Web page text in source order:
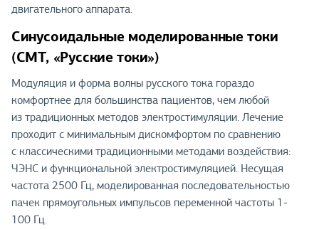
двигательного аппарата.
Синусоидальные моделированные токи
(СМТ, «Русские токи»)
Модуляция и форма волны русского тока гораздо
комфортнее для большинства пациентов, чем любой
из традиционных методов электростимуляции. Лечение
проходит с минимальным дискомфортом по сравнению
с классическими традиционными методами воздействия:
ЧЭНС и функциональной электростимуляцией. Несущая
частота 2500 Гц, моделированная последовательностью
пачек прямоугольных импульсов переменной частоты 1-
100 Гц.